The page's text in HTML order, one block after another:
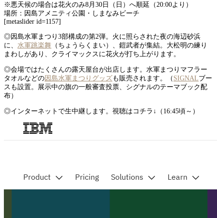
※悪天候の場合は花火のみ8月30日（日）へ順延（20:00より）
場所：因島アメニティ公園・しまなみビーチ
[metaslider id=1157]
◎因島水軍まつり3部構成の第2弾。火に照らされた夜の海辺砂浜
に、 水軍跳楽舞 （ちょうらくまい）、鎧武者が集結。大松明の練り
まわしがあり、クライマックスに花火が打ち上がります。
◎会場ではたくさんの露天屋台が出店します。水軍まつりマフラー
タオルなどの 因島水軍まつりグッズも販売されます。（ SIGNALブー
スも設置。展示中の旗の一般審査投票、シグナルのテーマブック配
布）
◎インターネットで生中継します。視聴はコチラ↓（16:45頃～）